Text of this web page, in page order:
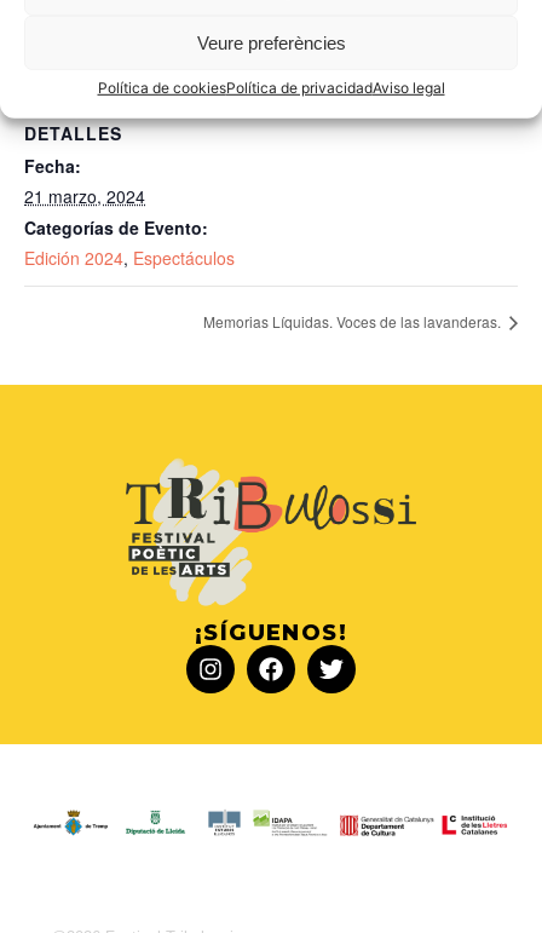
Veure preferències
Política de cookiesPolítica de privacidadAviso legal
DETALLES
Fecha:
21 marzo, 2024
Categorías de Evento:
Edición 2024, Espectáculos
Memorias Líquidas. Voces de las lavanderas.
¡SÍGUENOS!